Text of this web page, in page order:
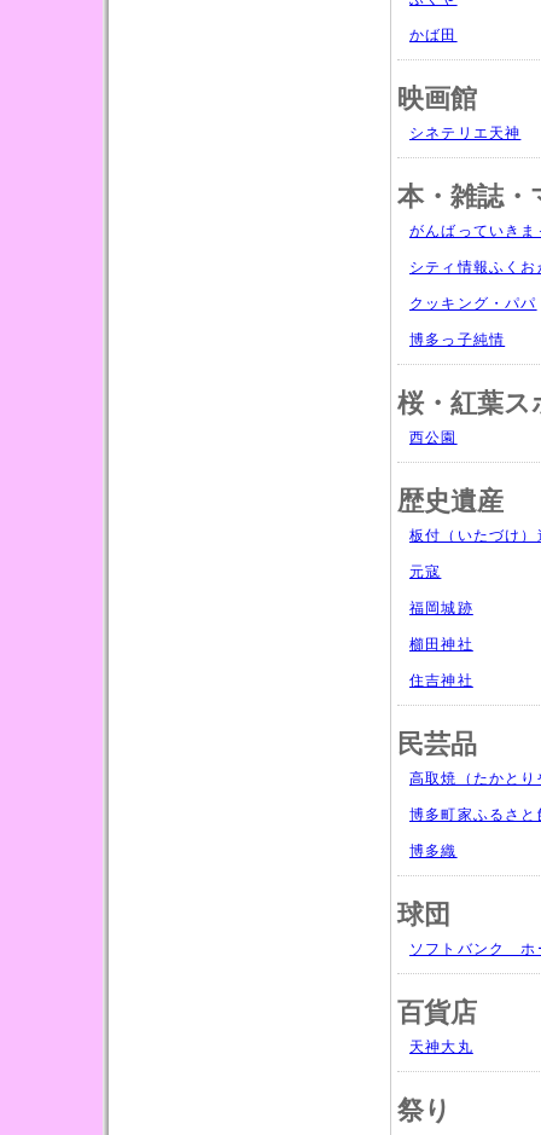
かば田
映画館
シネテリエ天神
本・雑誌・
がんばっていきま
シティ情報ふくお
クッキング・パパ
博多っ子純情
桜・紅葉ス
西公園
歴史遺産
板付（いたづけ）
元寇
福岡城跡
櫛田神社
住吉神社
民芸品
高取焼（たかとり
博多町家ふるさと
博多織
球団
ソフトバンク ホ
百貨店
天神大丸
祭り